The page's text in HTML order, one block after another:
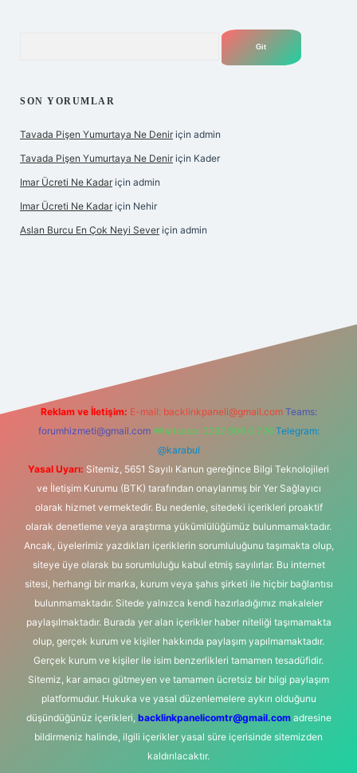
SON YORUMLAR
Tavada Pişen Yumurtaya Ne Denir için admin
Tavada Pişen Yumurtaya Ne Denir için Kader
Imar Ücreti Ne Kadar için admin
Imar Ücreti Ne Kadar için Nehir
Aslan Burcu En Çok Neyi Sever için admin
Reklam ve İletişim: E-mail: backlinkpaneli@gmail.com Teams:
forumhizmeti@gmail.com Whatsapp: 0262 606 0 726 Telegram:
@karabul
Yasal Uyarı: Sitemiz, 5651 Sayılı Kanun gereğince Bilgi Teknolojileri
ve İletişim Kurumu (BTK) tarafından onaylanmış bir Yer Sağlayıcı
olarak hizmet vermektedir. Bu nedenle, sitedeki içerikleri proaktif
olarak denetleme veya araştırma yükümlülüğümüz bulunmamaktadır.
Ancak, üyelerimiz yazdıkları içeriklerin sorumluluğunu taşımakta olup,
siteye üye olarak bu sorumluluğu kabul etmiş sayılırlar. Bu internet
sitesi, herhangi bir marka, kurum veya şahıs şirketi ile hiçbir bağlantısı
bulunmamaktadır. Sitede yalnızca kendi hazırladığımız makaleler
paylaşılmaktadır. Burada yer alan içerikler haber niteliği taşımamakta
olup, gerçek kurum ve kişiler hakkında paylaşım yapılmamaktadır.
Gerçek kurum ve kişiler ile isim benzerlikleri tamamen tesadüfidir.
Sitemiz, kar amacı gütmeyen ve tamamen ücretsiz bir bilgi paylaşım
platformudur. Hukuka ve yasal düzenlemelere aykırı olduğunu
düşündüğünüz içerikleri, backlinkpanelicomtr@gmail.comadresine
bildirmeniz halinde, ilgili içerikler yasal süre içerisinde sitemizden
kaldırılacaktır.